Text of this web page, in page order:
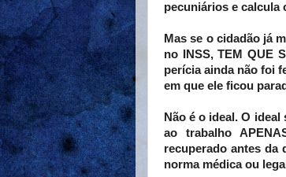
pecuniários e calcula
Mas se o cidadão já
no INSS, TEM QUE
perícia ainda não foi
em que ele ficou
Não é o ideal. O
ao trabalho
recuperado antes da
norma médica ou